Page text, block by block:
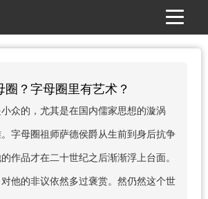
？字母圈里有艺术？
众的，尤其是在国内儒家思想的漩涡
字母圈祖师萨德侯爵从生前到身后抗争
作品才在二十世纪之后渐渐浮上台面。
他的非议依然多过褒赏。然仍然这个世